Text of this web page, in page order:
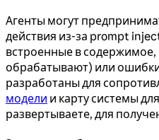
Агенты могут
действия из-за prompt
встроенные в содержимое,
обрабатывают) или
разработаны для
модели и карту системы
развертываете, для